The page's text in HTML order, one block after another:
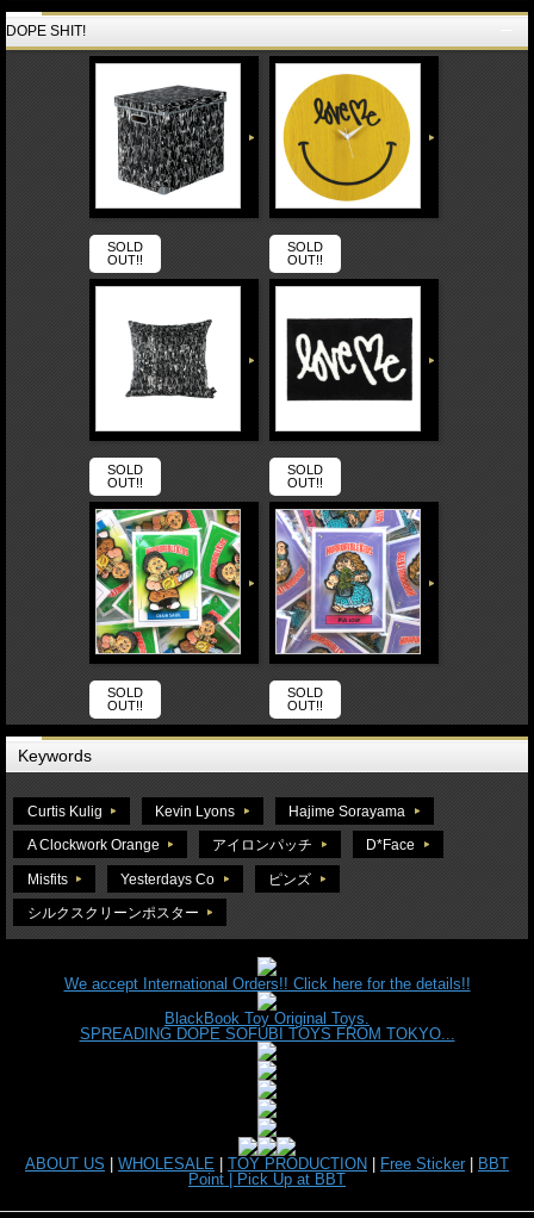
DOPE SHIT!
SOLD
OUT!!
SOLD
OUT!!
SOLD
OUT!!
SOLD
OUT!!
SOLD
OUT!!
SOLD
OUT!!
Keywords
Curtis Kulig Kevin Lyons Hajime Sorayama
A Clockwork Orange アイロンパッチ D*Face
Misfits Yesterdays Co ピンズ
シルクスクリーンポスター
We accept International Orders!! Click here for the details!!
BlackBook Toy Original Toys.
SPREADING DOPE SOFUBI TOYS FROM TOKYO...
ABOUT US WHOLESALE TOY PRODUCTION Free Sticker
BBT
Point |
Pick Up at BBT